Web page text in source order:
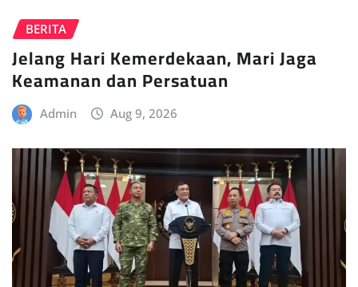
BERITA
Jelang Hari Kemerdekaan, Mari Jaga
Keamanan dan Persatuan
Admin Aug 9, 2026